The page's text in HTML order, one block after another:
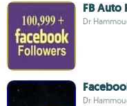
FB Auto
Dr
Dr